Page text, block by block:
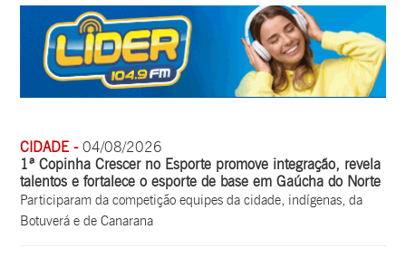
CIDADE -04/08/2026
1ª Copinha Crescer no Esporte promove integração, revela
talentos e fortalece o esporte de base em Gaúcha do Norte
Participaram da competição equipes da cidade, indígenas, da
Botuverá e de Canarana